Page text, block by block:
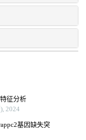
征分析
2024
基因缺失突